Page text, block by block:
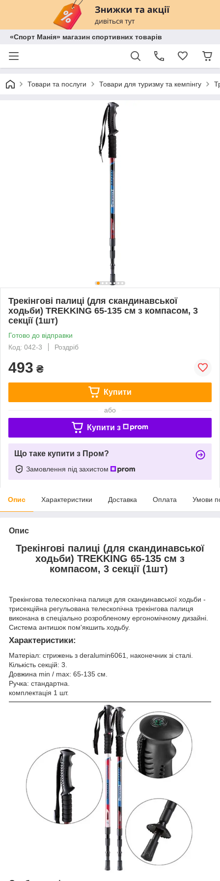
«Спорт Манія» магазин спортивних товарів
Товари та послуги Товари для туризму та кемпінгу
Трекінгові палиці (для скандинавської
ходьби) TREKKING 65-135 см з компасом, 3
секції (1шт)
Готово до відправки
Код: 042-3
Роздріб
493 ₴
Купити
або
Купити з
Що таке купити з Пром?
Замовлення під захистом
Опис Характеристики Доставка Оплата Умови
Опис
Трекінгові палиці (для скандинавської
ходьби) TREKKING 65-135 см з
компасом, 3 секції (1шт)
Трекінгова телескопічна палиця для скандинавської ходьби -
трисекційна регульована телескопічна трекінгова палиця
виконана в спеціально розробленому ергономічному дизайні.
Система антишок пом'якшить ходьбу.
Характеристики:
Матеріал: стрижень з deralumin6061, наконечник зі сталі.
Кількість секцій: 3.
Довжина min / max: 65-135 см.
Ручка: стандартна.
комплектація 1 шт.